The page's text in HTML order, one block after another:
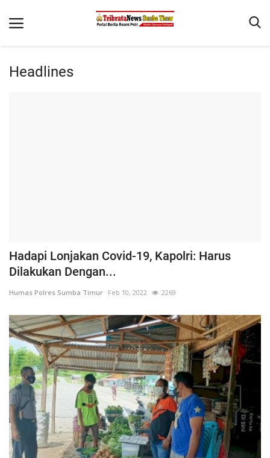
Jurnal Kamtibmas
Headlines
Hadapi Lonjakan Covid-19, Kapolri: Harus
Dilakukan Dengan...
Humas Polres Sumba Timur Feb 10, 2022 2269